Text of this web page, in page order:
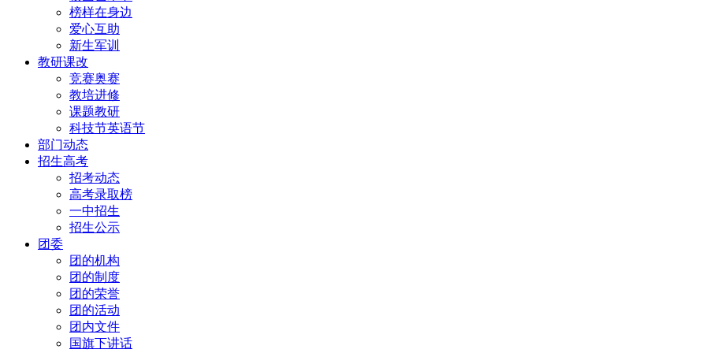
榜样在身边
爱心互助
新生军训
教研课改
竞赛奥赛
教培进修
课题教研
科技节英语节
部门动态
招生高考
招考动态
高考录取榜
一中招生
招生公示
团委
团的机构
团的制度
团的荣誉
团的活动
团内文件
国旗下讲话